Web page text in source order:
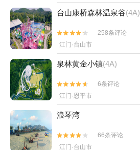
台山康桥森林温泉谷(4A)


258条评论
江门·台山市
泉林黄金小镇(4A)


6条评论
江门·恩平市
浪琴湾


66条评论
江门·台山市